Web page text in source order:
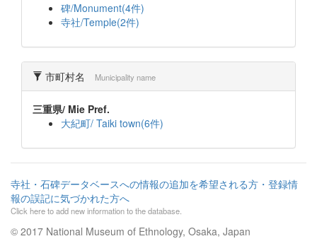
碑/Monument(4件)
寺社/Temple(2件)
市町村名 Municipality name
三重県/ Mie Pref.
大紀町/ Taiki town(6件)
寺社・石碑データベースへの情報の追加を希望される方・登録情
報の誤記に気づかれた方へ
Click here to add new information to the database.
© 2017 National Museum of Ethnology, Osaka, Japan